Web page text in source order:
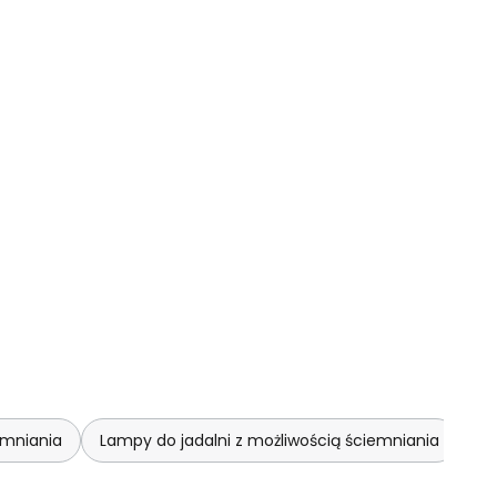
Lampy do jadalni z możliwością ściemniania